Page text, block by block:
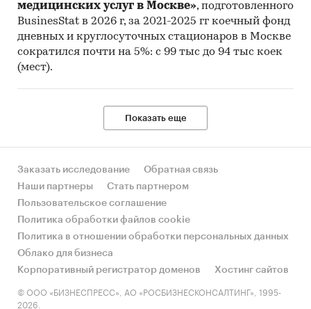
медицинских услуг в Москве», подготовленного
BusinesStat в 2026 г, за 2021-2025 гг коечный фонд
дневных и круглосуточных стационаров в Москве
сократился почти на 5%: с 99 тыс до 94 тыс коек
(мест).
Показать еще
Заказать исследование
Обратная связь
Наши партнеры
Стать партнером
Пользовательское соглашение
Политика обработки файлов cookie
Политика в отношении обработки персональных данных
Облако для бизнеса
Корпоративный регистратор доменов
Хостинг сайтов
© ООО «БИЗНЕСПРЕСС», АО «РОСБИЗНЕСКОНСАЛТИНГ», 1995-
2026.